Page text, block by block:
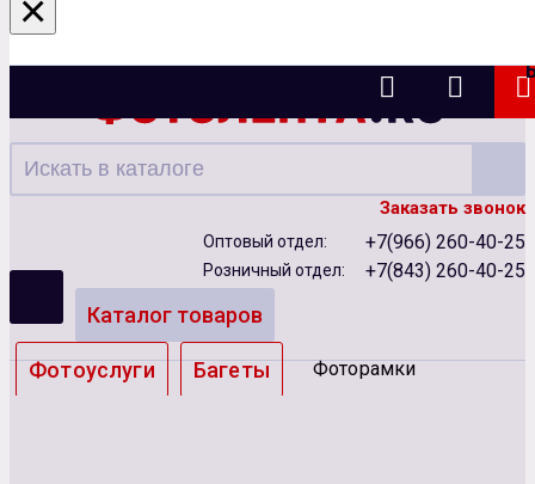
Казань
Заказать звонок
Оптовый отдел: +7(966) 260-40-25
Розничный отдел: +7(843) 260-40-25
Каталог товаров
Фотоуслуги Багеты Фоторамки
×